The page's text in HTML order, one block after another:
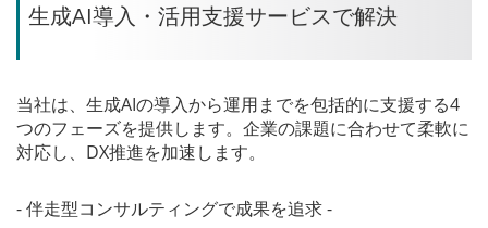
生成AI導入・活用支援サービスで解決
当社は、生成AIの導入から運用までを包括的に支援する4
つのフェーズを提供します。企業の課題に合わせて柔軟に
対応し、DX推進を加速します。
- 伴走型コンサルティングで成果を追求 -